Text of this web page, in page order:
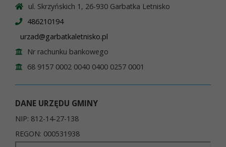
ul. Skrzyńskich 1, 26-930 Garbatka Letnisko
486210194
urzad@garbatkaletnisko.pl
Nr rachunku bankowego
68 9157 0002 0040 0400 0257 0001
DANE URZĘDU GMINY
NIP: 812-14-27-138
REGON: 000531938